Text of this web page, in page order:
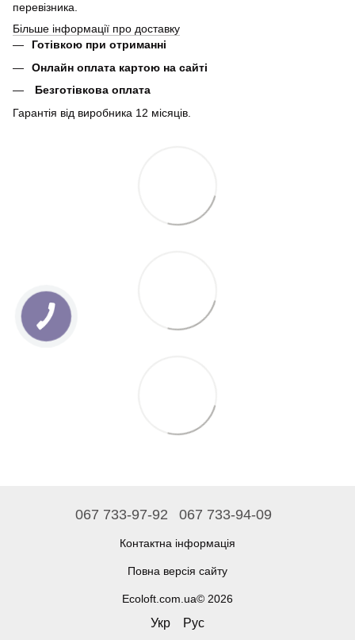
перевізника.
Більше інформації про доставку
Готівкою при отриманні
Онлайн оплата картою на сайті
Безготівкова оплата
Гарантія від виробника 12 місяців.
067 733-97-92 067 733-94-09
Контактна інформація
Повна версія сайту
Ecoloft.com.ua© 2026
Укр Рус